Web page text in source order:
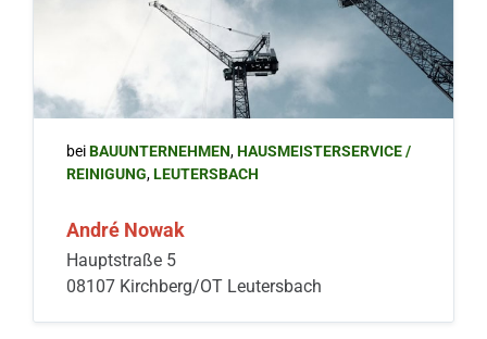
beiBAUUNTERNEHMEN,HAUSMEISTERSERVICE /
REINIGUNG,LEUTERSBACH
André Nowak
Hauptstraße 5
08107 Kirchberg/OT Leutersbach